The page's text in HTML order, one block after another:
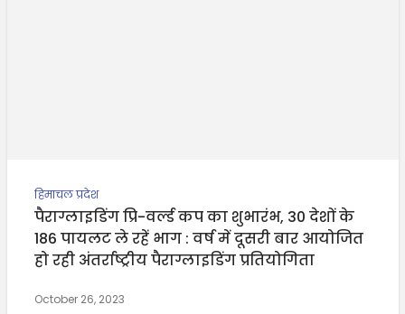
हिमाचल प्रदेश
पैराग्लाइडिंग प्रि-वर्ल्ड कप का शुभारंभ, 30 देशों के
186 पायलट ले रहें भाग : वर्ष में दूसरी बार आयोजित
हो रही अंतर्राष्ट्रीय पैराग्लाइडिंग प्रतियोगिता
October 26, 2023